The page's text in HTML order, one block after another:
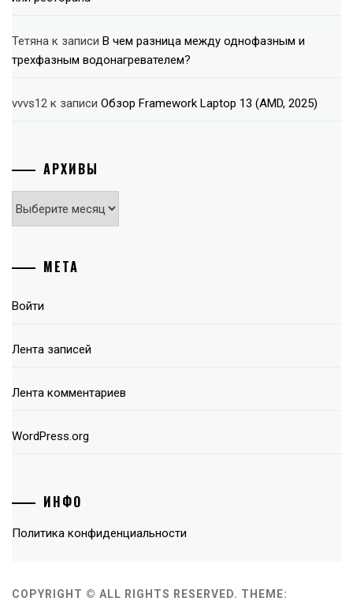
Тетяна к записи В чем разница между однофазным и
трехфазным водонагревателем?
vvvs12 к записи Обзор Framework Laptop 13 (AMD, 2025)
АРХИВЫ
Архивы
МЕТА
Войти
Лента записей
Лента комментариев
WordPress.org
ИНФО
Политика конфиденциальности
COPYRIGHT © ALL RIGHTS RESERVED. THEME: